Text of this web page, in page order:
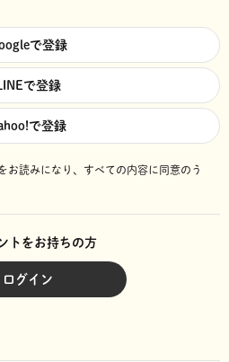
で登録
で登録
で登録
お読みになり、 すべての内容に同意のう
トをお持ちの方
ログイン